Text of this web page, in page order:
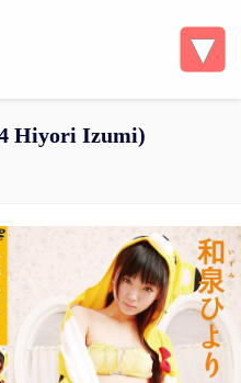
Hiyori Izumi)